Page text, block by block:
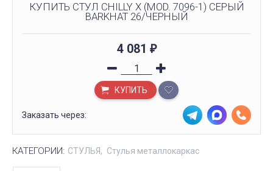
КУПИТЬ СТУЛ CHILLY X (MOD. 7096-1) СЕРЫЙ
BARKHAT 26/ЧЕРНЫЙ
4 081 ₽
КУПИТЬ
Заказать через:
КАТЕГОРИИ: СТУЛЬЯ Стулья металлокаркас